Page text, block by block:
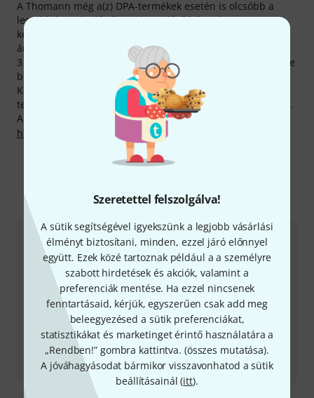
Szeretettel felszolgálva!
A sütik segítségével igyekszünk a legjobb vásárlási
élményt biztosítani, minden, ezzel járó előnnyel
együtt. Ezek közé tartoznak például a a személyre
szabott hirdetések és akciók, valamint a
preferenciák mentése. Ha ezzel nincsenek
fenntartásaid, kérjük, egyszerűen csak add meg
beleegyezésed a sütik preferenciákat,
statisztikákat és marketinget érintő használatára a
„Rendben!” gombra kattintva. (összes mutatása).
A jóváhagyásodat bármikor visszavonhatod a sütik
beállításainál (itt).
A Thomann még a(z) DPA-termékek esetén is olcsóbb a
legtöbb kereskedőnél. Csak az előző hónapban nem
kevesebb, mint 91 DPA-termék árát gördítettük le az
árlejtőn.
3 éves Thomann-garanciánk mellett minden DPA -termékre
biztosítunk egy 30 napos pénzvisszafizetési garanciát is.
Komoly szaktudással rendelkező munkatársaink ezen felül
telephelyünkön további szolgáltatásokat is készek nyújtani.
A gyártóval kapcsolatban itt találsz bővebb tájékoztatást:
http://www.dpamicrophones.com
Még több DPA
Tesztbeszámoló
ST2011C